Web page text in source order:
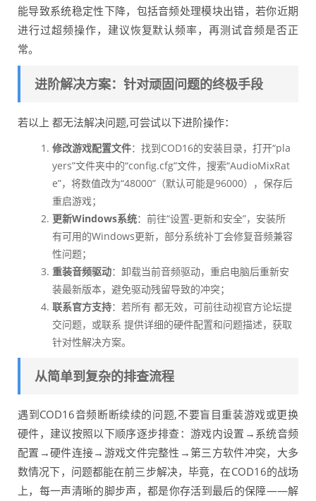
能导致系统稳定性下降，包括音频处理模块出错，若你近期
进行过超频操作，建议恢复默认频率，再测试音频是否正
常。
进阶解决方案：针对顽固问题的终极手段
若以上 都无法解决问题,可尝试以下进阶操作：
修改游戏配置文件：找到COD16的安装目录，打开“pla
yers”文件夹中的“config.cfg”文件，搜索“AudioMixRat
e”，将数值改为“48000”（默认可能是96000），保存后
重启游戏；
更新Windows系统：前往“设置-更新和安全”，安装所
有可用的Windows更新，部分系统补丁会修复音频兼容
性问题；
重装音频驱动：卸载当前音频驱动，重启电脑后重新安
装最新版本，避免驱动残留导致的冲突；
联系官方支持：若所有 都无效，可前往动视官方论坛提
交问题，或联系 提供详细的硬件配置和问题描述，获取
针对性解决方案。
从简单到复杂的排查流程
遇到COD16音频断断续续的问题,不要盲目重装游戏或更换
硬件，建议按照以下顺序逐步排查：游戏内设置→系统音频
配置→硬件连接→游戏文件完整性→第三方软件冲突，大多
数情况下，问题都能在前三步解决，毕竟，在COD16的战场
上，每一声清晰的脚步声，都是你存活到最后的保障——解